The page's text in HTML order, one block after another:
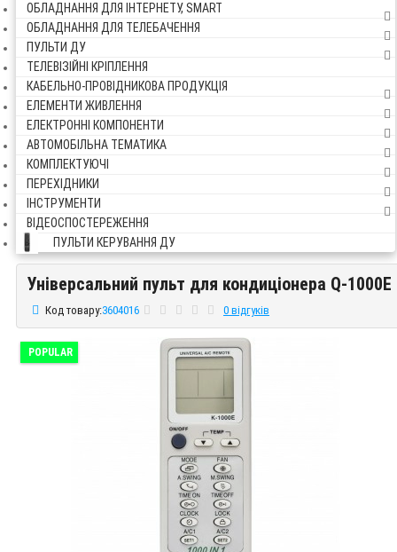
ОБЛАДНАННЯ ДЛЯ ІНТЕРНЕТУ, SMART
ОБЛАДНАННЯ ДЛЯ ТЕЛЕБАЧЕННЯ
ПУЛЬТИ ДУ
ТЕЛЕВІЗІЙНІ КРІПЛЕННЯ
КАБЕЛЬНО-ПРОВІДНИКОВА ПРОДУКЦІЯ
ЕЛЕМЕНТИ ЖИВЛЕННЯ
ЕЛЕКТРОННІ КОМПОНЕНТИ
АВТОМОБІЛЬНА ТЕМАТИКА
КОМПЛЕКТУЮЧІ
ПЕРЕХІДНИКИ
ІНСТРУМЕНТИ
ВІДЕОСПОСТЕРЕЖЕННЯ
ПУЛЬТИ КЕРУВАННЯ ДУ
Універсальний пульт для кондиціонера Q-1000E
Універсальний пульт для кондиціонера Q-1000E
Код товару:3604016 0 відгуків
POPULAR